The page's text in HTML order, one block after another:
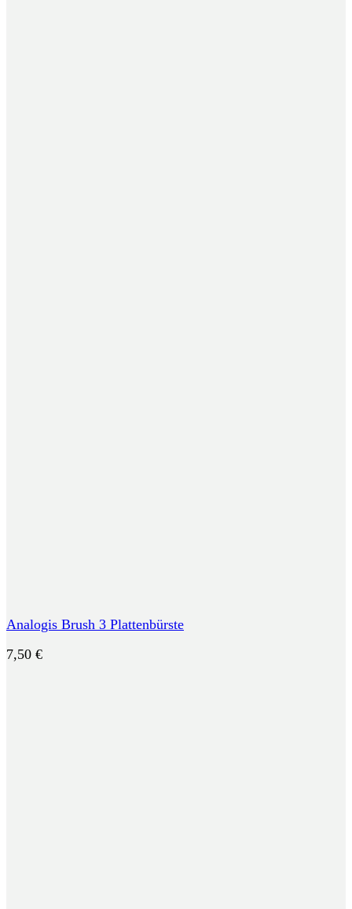
Analogis Brush 3 Plattenbürste
7,50 €